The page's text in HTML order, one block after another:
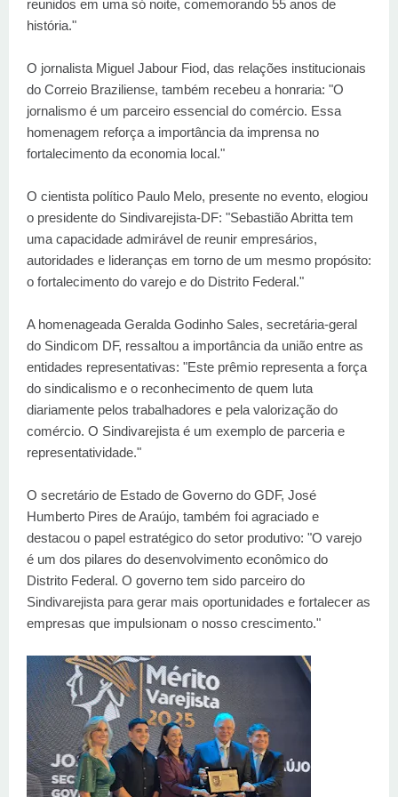
reunidos em uma só noite, comemorando 55 anos de
história."
O jornalista Miguel Jabour Fiod, das relações institucionais
do Correio Braziliense, também recebeu a honraria: "O
jornalismo é um parceiro essencial do comércio. Essa
homenagem reforça a importância da imprensa no
fortalecimento da economia local."
O cientista político Paulo Melo, presente no evento, elogiou
o presidente do Sindivarejista-DF: "Sebastião Abritta tem
uma capacidade admirável de reunir empresários,
autoridades e lideranças em torno de um mesmo propósito:
o fortalecimento do varejo e do Distrito Federal."
A homenageada Geralda Godinho Sales, secretária-geral
do Sindicom DF, ressaltou a importância da união entre as
entidades representativas: "Este prêmio representa a força
do sindicalismo e o reconhecimento de quem luta
diariamente pelos trabalhadores e pela valorização do
comércio. O Sindivarejista é um exemplo de parceria e
representatividade."
O secretário de Estado de Governo do GDF, José
Humberto Pires de Araújo, também foi agraciado e
destacou o papel estratégico do setor produtivo: "O varejo
é um dos pilares do desenvolvimento econômico do
Distrito Federal. O governo tem sido parceiro do
Sindivarejista para gerar mais oportunidades e fortalecer as
empresas que impulsionam o nosso crescimento."